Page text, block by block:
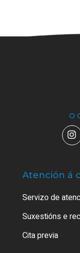
O
Atención á
Servizo de
Suxestións e
Cita previa